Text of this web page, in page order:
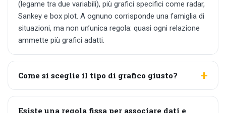
(legame tra due variabili), più grafici specifici come radar,
Sankey e box plot. A ognuno corrisponde una famiglia di
situazioni, ma non un’unica regola: quasi ogni relazione
ammette più grafici adatti.
Come si sceglie il tipo di grafico giusto?
Esiste una regola fissa per associare dati e